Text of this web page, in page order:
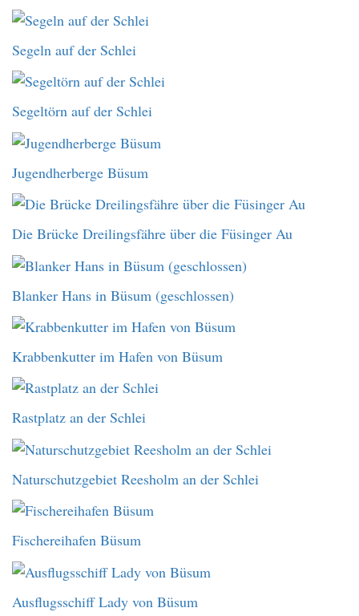
Segeln auf der Schlei
Segeltörn auf der Schlei
Jugendherberge Büsum
Die Brücke Dreilingsfähre über die Füsinger Au
Blanker Hans in Büsum (geschlossen)
Krabbenkutter im Hafen von Büsum
Rastplatz an der Schlei
Naturschutzgebiet Reesholm an der Schlei
Fischereihafen Büsum
Ausflugsschiff Lady von Büsum